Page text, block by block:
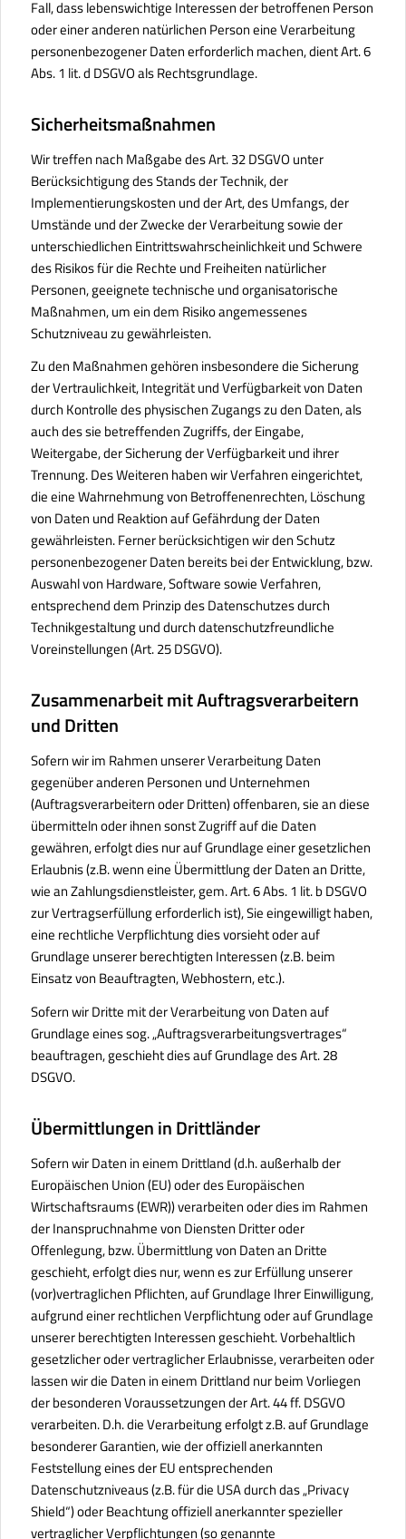
Fall, dass lebenswichtige Interessen der betroffenen Person
oder einer anderen natürlichen Person eine Verarbeitung
personenbezogener Daten erforderlich machen, dient Art. 6
Abs. 1 lit. d DSGVO als Rechtsgrundlage.
Sicherheitsmaßnahmen
Wir treffen nach Maßgabe des Art. 32 DSGVO unter
Berücksichtigung des Stands der Technik, der
Implementierungskosten und der Art, des Umfangs, der
Umstände und der Zwecke der Verarbeitung sowie der
unterschiedlichen Eintrittswahrscheinlichkeit und Schwere
des Risikos für die Rechte und Freiheiten natürlicher
Personen, geeignete technische und organisatorische
Maßnahmen, um ein dem Risiko angemessenes
Schutzniveau zu gewährleisten.
Zu den Maßnahmen gehören insbesondere die Sicherung
der Vertraulichkeit, Integrität und Verfügbarkeit von Daten
durch Kontrolle des physischen Zugangs zu den Daten, als
auch des sie betreffenden Zugriffs, der Eingabe,
Weitergabe, der Sicherung der Verfügbarkeit und ihrer
Trennung. Des Weiteren haben wir Verfahren eingerichtet,
die eine Wahrnehmung von Betroffenenrechten, Löschung
von Daten und Reaktion auf Gefährdung der Daten
gewährleisten. Ferner berücksichtigen wir den Schutz
personenbezogener Daten bereits bei der Entwicklung, bzw.
Auswahl von Hardware, Software sowie Verfahren,
entsprechend dem Prinzip des Datenschutzes durch
Technikgestaltung und durch datenschutzfreundliche
Voreinstellungen (Art. 25 DSGVO).
Zusammenarbeit mit Auftragsverarbeitern
und Dritten
Sofern wir im Rahmen unserer Verarbeitung Daten
gegenüber anderen Personen und Unternehmen
(Auftragsverarbeitern oder Dritten) offenbaren, sie an diese
übermitteln oder ihnen sonst Zugriff auf die Daten
gewähren, erfolgt dies nur auf Grundlage einer gesetzlichen
Erlaubnis (z.B. wenn eine Übermittlung der Daten an Dritte,
wie an Zahlungsdienstleister, gem. Art. 6 Abs. 1 lit. b DSGVO
zur Vertragserfüllung erforderlich ist), Sie eingewilligt haben,
eine rechtliche Verpflichtung dies vorsieht oder auf
Grundlage unserer berechtigten Interessen (z.B. beim
Einsatz von Beauftragten, Webhostern, etc.).
Sofern wir Dritte mit der Verarbeitung von Daten auf
Grundlage eines sog. „Auftragsverarbeitungsvertrages“
beauftragen, geschieht dies auf Grundlage des Art. 28
DSGVO.
Übermittlungen in Drittländer
Sofern wir Daten in einem Drittland (d.h. außerhalb der
Europäischen Union (EU) oder des Europäischen
Wirtschaftsraums (EWR)) verarbeiten oder dies im Rahmen
der Inanspruchnahme von Diensten Dritter oder
Offenlegung, bzw. Übermittlung von Daten an Dritte
geschieht, erfolgt dies nur, wenn es zur Erfüllung unserer
(vor)vertraglichen Pflichten, auf Grundlage Ihrer Einwilligung,
aufgrund einer rechtlichen Verpflichtung oder auf Grundlage
unserer berechtigten Interessen geschieht. Vorbehaltlich
gesetzlicher oder vertraglicher Erlaubnisse, verarbeiten oder
lassen wir die Daten in einem Drittland nur beim Vorliegen
der besonderen Voraussetzungen der Art. 44 ff. DSGVO
verarbeiten. D.h. die Verarbeitung erfolgt z.B. auf Grundlage
besonderer Garantien, wie der offiziell anerkannten
Feststellung eines der EU entsprechenden
Datenschutzniveaus (z.B. für die USA durch das „Privacy
Shield“) oder Beachtung offiziell anerkannter spezieller
vertraglicher Verpflichtungen (so genannte